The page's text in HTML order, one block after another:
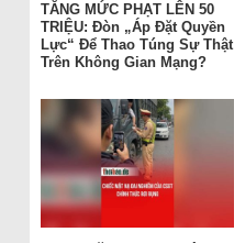
TĂNG MỨC PHẠT LÊN 50
TRIỆU: Đòn „Áp Đặt Quyền
Lực“ Để Thao Túng Sự Thật
Trên Không Gian Mạng?